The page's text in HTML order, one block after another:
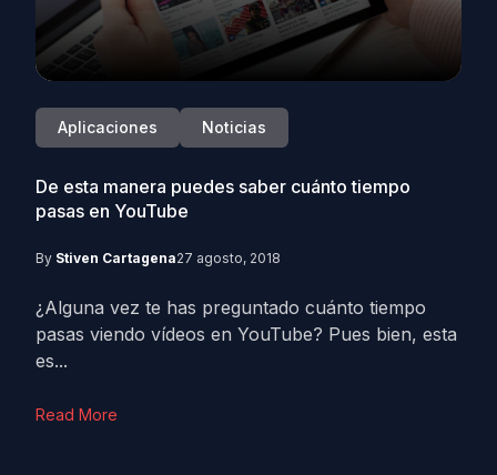
Aplicaciones Noticias
De esta manera puedes saber cuánto tiempo
pasas en YouTube
By Stiven Cartagena27 agosto, 2018
¿Alguna vez te has preguntado cuánto tiempo
pasas viendo vídeos en YouTube? Pues bien, esta
es...
Read More